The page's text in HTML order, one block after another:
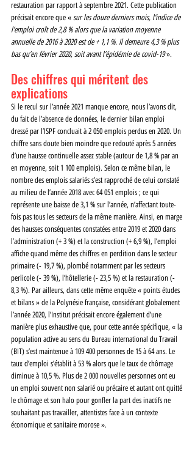
restauration par rapport à septembre 2021. Cette publication
précisait encore que « sur les douze derniers mois, l’indice de
l’emploi croît de 2,8 % alors que la variation moyenne
annuelle de 2016 à 2020 est de + 1,1 %. Il demeure 4,3 % plus
bas qu’en février 2020, soit avant l’épidémie de covid-19 ».
Des chiffres qui méritent des
explications
Si le recul sur l’année 2021 manque encore, nous l’avons dit,
du fait de l’absence de données, le dernier bilan emploi
dressé par l’ISPF concluait à 2 050 emplois perdus en 2020. Un
chiffre sans doute bien moindre que redouté après 5 années
d’une hausse continuelle assez stable (autour de 1,8 % par an
en moyenne, soit 1 100 emplois). Selon ce même bilan, le
nombre des emplois salariés s’est rapproché de celui constaté
au milieu de l’année 2018 avec 64 051 emplois ; ce qui
représente une baisse de 3,1 % sur l’année, n’affectant toute-
fois pas tous les secteurs de la même manière. Ainsi, en marge
des hausses conséquentes constatées entre 2019 et 2020 dans
l’administration (+ 3 %) et la construction (+ 6,9 %), l’emploi
affiche quand même des chiffres en perdition dans le secteur
primaire (- 19,7 %), plombé notamment par les secteurs
perlicole (- 39 %), l’hôtellerie (- 23,5 %) et la restauration (-
8,3 %). Par ailleurs, dans cette même enquête « points études
et bilans » de la Polynésie française, considérant globalement
l’année 2020, l’Institut précisait encore également d’une
manière plus exhaustive que, pour cette année spécifique, « la
population active au sens du Bureau international du Travail
(BIT) s’est maintenue à 109 400 personnes de 15 à 64 ans. Le
taux d’emploi s’établit à 53 % alors que le taux de chômage
diminue à 10,5 %. Plus de 2 000 nouvelles personnes ont eu
un emploi souvent non salarié ou précaire et autant ont quitté
le chômage et son halo pour gonfler la part des inactifs ne
souhaitant pas travailler, attentistes face à un contexte
économique et sanitaire morose ».